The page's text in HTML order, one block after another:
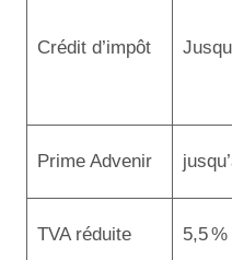
Crédit d’impôt
Prime Advenir
TVA réduite 5,5 %